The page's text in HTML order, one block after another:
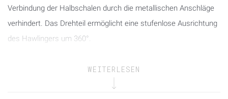
Verbindung der Halbschalen durch die metallischen Anschläge
verhindert. Das Drehteil ermöglicht eine stufenlose Ausrichtung
des Hawlingers um 360°.
ZAK®-Spitzend-Fittings zum Anschluss von
WEITERLESEN